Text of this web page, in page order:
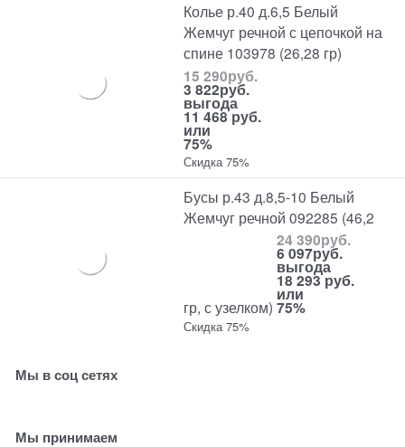
Колье р.40 д.6,5 Белый
Жемчуг речной с цепочкой на
спине 103978 (26,28 гр)
15 290руб.
3 822руб.
выгода
11 468 руб.
или
75%
Скидка 75%
Бусы р.43 д.8,5-10 Белый
Жемчуг речной 092285 (46,2
гр, с узелком)
24 390руб.
6 097руб.
выгода
18 293 руб.
или
75%
Скидка 75%
Мы в соц сетях
Мы принимаем